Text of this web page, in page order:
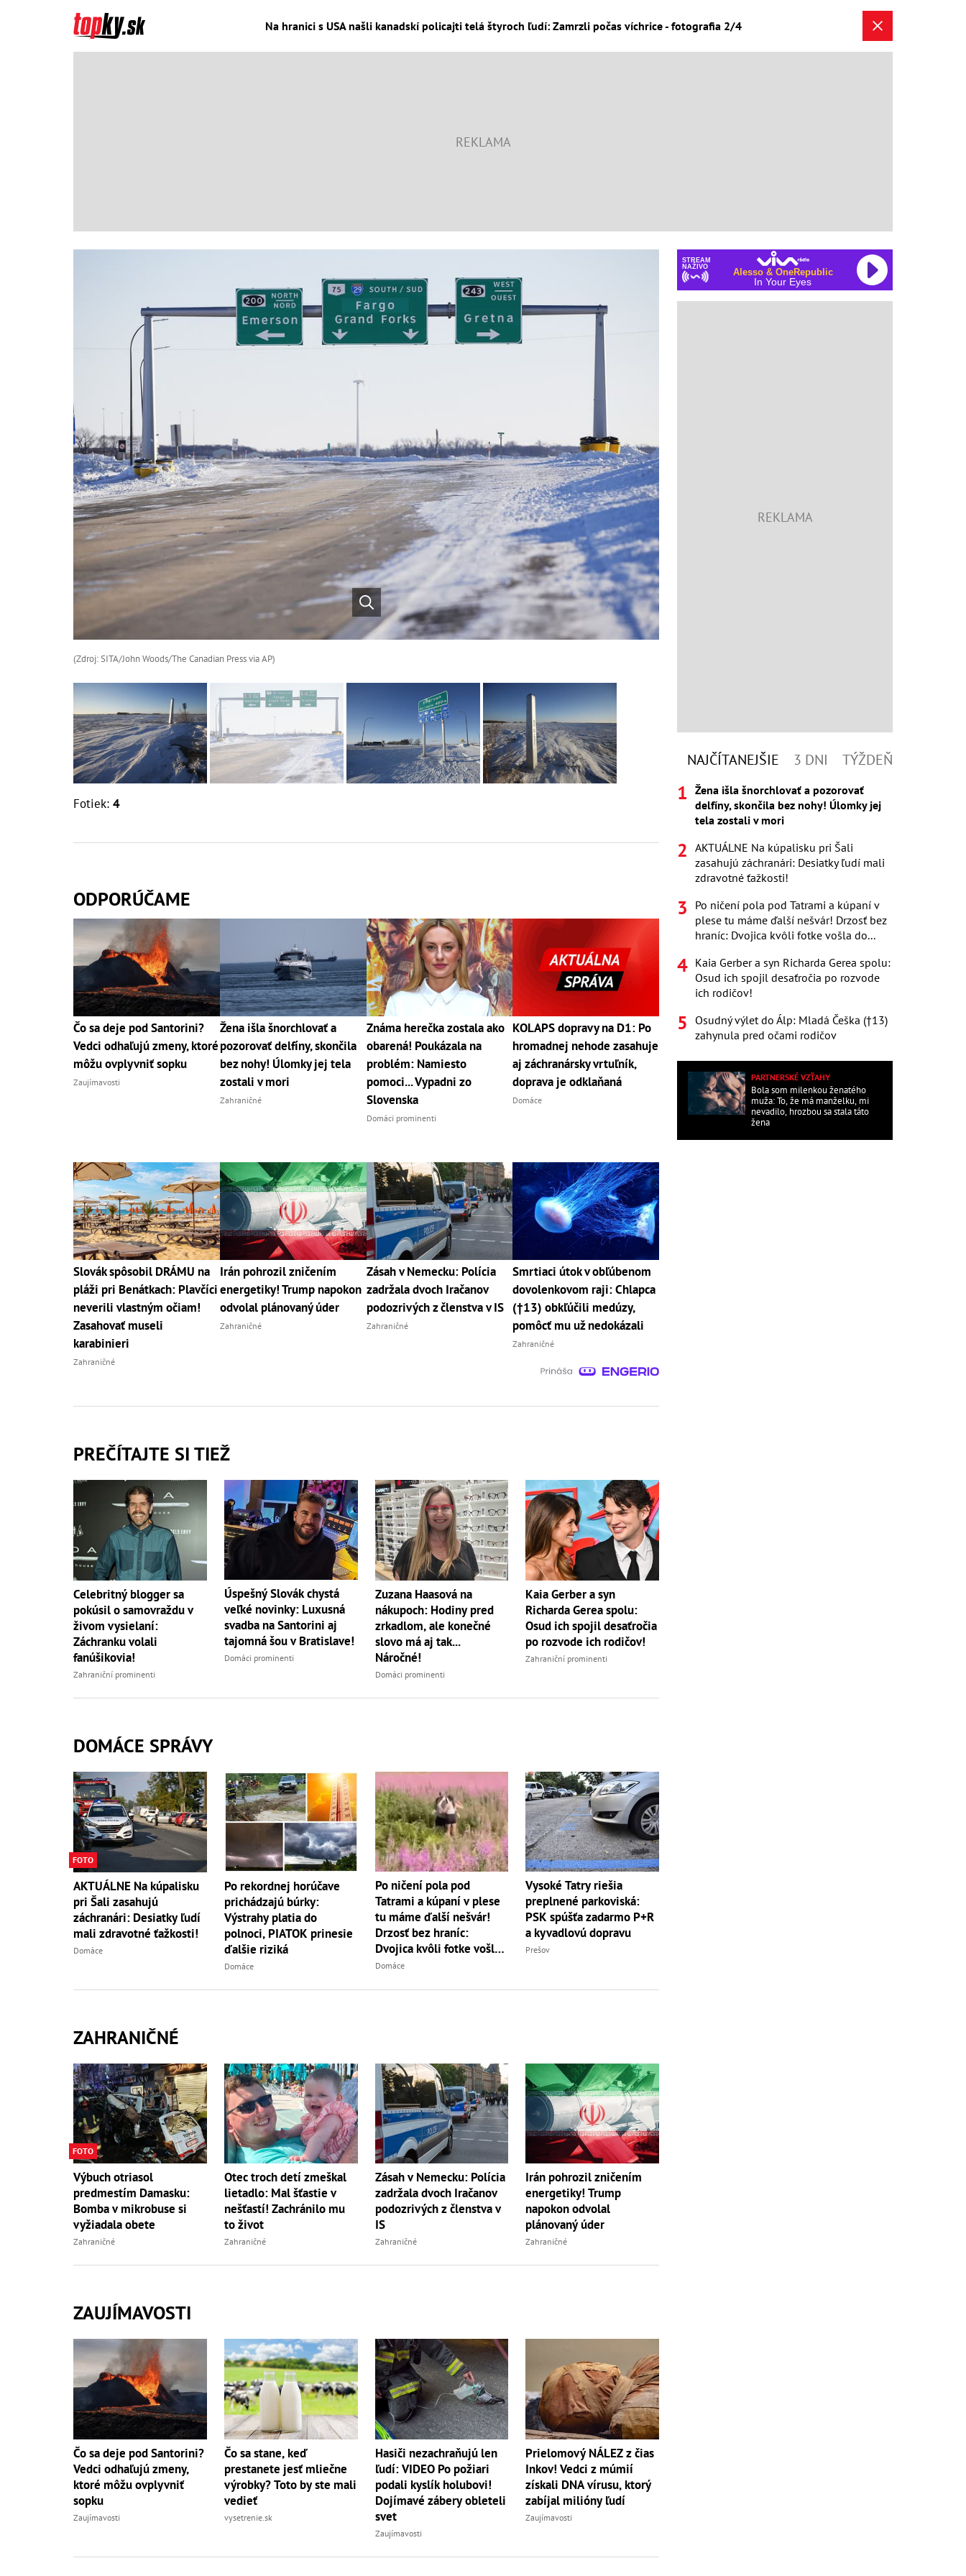
Na hranici s USA našli kanadskí policajti telá štyroch ľudí: Zamrzli počas víchrice - fotografia 2/4
(Zdroj: SITA/John Woods/The Canadian Press via AP)
Fotiek: 4
ODPORÚČAME
Čo sa deje pod Santorini?
Vedci odhaľujú zmeny, ktoré
môžu ovplyvniť sopku
Zaujímavosti
Žena išla šnorchlovať a
pozorovať delfíny, skončila
bez nohy! Úlomky jej tela
zostali v mori
Zahraničné
Známa herečka zostala ako
obarená! Poukázala na
problém: Namiesto
pomoci... Vypadni zo
Slovenska
Domáci prominenti
KOLAPS dopravy na D1: Po
hromadnej nehode zasahuje
aj záchranársky vrtuľník,
doprava je odklaňaná
Domáce
Slovák spôsobil DRÁMU na
pláži pri Benátkach: Plavčíci
neverili vlastným očiam!
Zasahovať museli
karabinieri
Zahraničné
Irán pohrozil zničením
energetiky! Trump napokon
odvolal plánovaný úder
Zahraničné
Zásah v Nemecku: Polícia
zadržala dvoch Iračanov
podozrivých z členstva v IS
Zahraničné
Smrtiaci útok v obľúbenom
dovolenkovom raji: Chlapca
(†13) obkľúčili medúzy,
pomôcť mu už nedokázali
Zahraničné
PREČÍTAJTE SI TIEŽ
Celebritný blogger sa
pokúsil o samovraždu v
živom vysielaní:
Záchranku volali
fanúšikovia!
Zahraniční prominenti
Úspešný Slovák chystá
veľké novinky: Luxusná
svadba na Santorini aj
tajomná šou v Bratislave!
Domáci prominenti
Zuzana Haasová na
nákupoch: Hodiny pred
zrkadlom, ale konečné
slovo má aj tak...
Náročné!
Domáci prominenti
Kaia Gerber a syn
Richarda Gerea spolu:
Osud ich spojil desaťročia
po rozvode ich rodičov!
Zahraniční prominenti
DOMÁCE SPRÁVY
FOTO
AKTUÁLNE Na kúpalisku
pri Šali zasahujú
záchranári: Desiatky ľudí
mali zdravotné ťažkosti!
Domáce
Po rekordnej horúčave
prichádzajú búrky:
Výstrahy platia do
polnoci, PIATOK prinesie
ďalšie riziká
Domáce
Po ničení pola pod
Tatrami a kúpaní v plese
tu máme ďalší nešvár!
Drzosť bez hraníc:
Dvojica kvôli fotke vošla
do...
Domáce
Vysoké Tatry riešia
preplnené parkoviská:
PSK spúšťa zadarmo P+R
a kyvadlovú dopravu
Prešov
ZAHRANIČNÉ
FOTO
Výbuch otriasol
predmestím Damasku:
Bomba v mikrobuse si
vyžiadala obete
Zahraničné
Otec troch detí zmeškal
lietadlo: Mal šťastie v
nešťastí! Zachránilo mu
to život
Zahraničné
Zásah v Nemecku: Polícia
zadržala dvoch Iračanov
podozrivých z členstva v
IS
Zahraničné
Irán pohrozil zničením
energetiky! Trump
napokon odvolal
plánovaný úder
Zahraničné
ZAUJÍMAVOSTI
Čo sa deje pod Santorini?
Vedci odhaľujú zmeny,
ktoré môžu ovplyvniť
sopku
Zaujímavosti
Čo sa stane, keď
prestanete jesť mliečne
výrobky? Toto by ste mali
vedieť
vysetrenie.sk
Hasiči nezachraňujú len
ľudí: VIDEO Po požiari
podali kyslík holubovi!
Dojímavé zábery obleteli
svet
Zaujímavosti
Prielomový NÁLEZ z čias
Inkov! Vedci z múmií
získali DNA vírusu, ktorý
zabíjal milióny ľudí
Zaujímavosti
STREAM
NAŽIVO
Alesso & OneRepublic
In Your Eyes
NAJČÍTANEJŠIE 3 DNI TÝŽDEŇ
Žena išla šnorchlovať a pozorovať
delfíny, skončila bez nohy! Úlomky jej
tela zostali v mori
AKTUÁLNE Na kúpalisku pri Šali
zasahujú záchranári: Desiatky ľudí mali
zdravotné ťažkosti!
Po ničení pola pod Tatrami a kúpaní v
plese tu máme ďalší nešvár! Drzosť bez
hraníc: Dvojica kvôli fotke vošla do...
Kaia Gerber a syn Richarda Gerea spolu:
Osud ich spojil desaťročia po rozvode
ich rodičov!
Osudný výlet do Álp: Mladá Češka (†13)
zahynula pred očami rodičov
PARTNERSKÉ VZŤAHY
Bola som milenkou ženatého
muža: To, že má manželku, mi
nevadilo, hrozbou sa stala táto
žena